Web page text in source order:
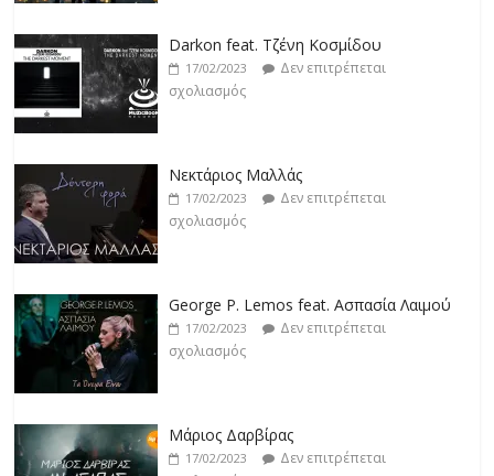
Darkon feat. Τζένη Κοσμίδου
17/02/2023
Δεν επιτρέπεται
σχολιασμός
Νεκτάριος Μαλλάς
17/02/2023
Δεν επιτρέπεται
σχολιασμός
George P. Lemos feat. Ασπασία Λαιμού
17/02/2023
Δεν επιτρέπεται
σχολιασμός
Μάριος Δαρβίρας
17/02/2023
Δεν επιτρέπεται